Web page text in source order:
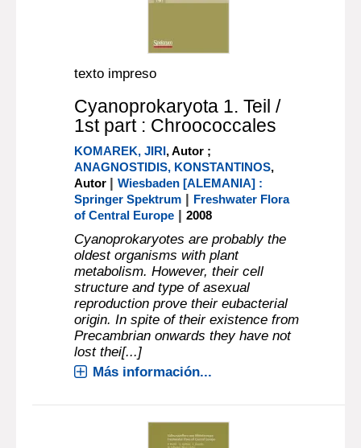
texto impreso
Cyanoprokaryota 1. Teil /
1st part : Chroococcales
KOMAREK, JIRI, Autor ;
ANAGNOSTIDIS, KONSTANTINOS,
Autor |Wiesbaden [ALEMANIA] :
Springer Spektrum | Freshwater Flora
of Central Europe |2008
Cyanoprokaryotes are probably the
oldest organisms with plant
metabolism. However, their cell
structure and type of asexual
reproduction prove their eubacterial
origin. In spite of their existence from
Precambrian onwards they have not
lost thei[...]
Más información...